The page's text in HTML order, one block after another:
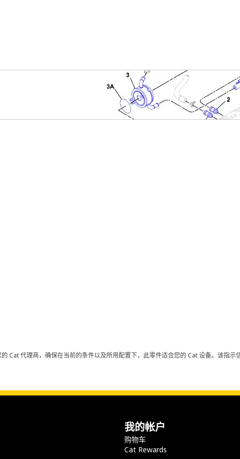
Cat 代理商，确保在当前的条件以及所用配置下，此零件适合您的 Cat 设备。该指示
我的帐户
购物车
Cat Rewards